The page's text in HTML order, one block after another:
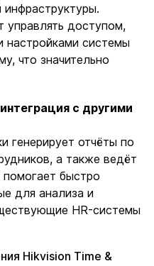
управлять доступом,
настройками системы
что значительно
с другими
генерирует отчёты по
а также ведёт
быстро
для анализа и
HR-системы
Hikvision Time &